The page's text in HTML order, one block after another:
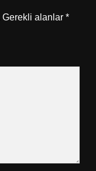
Gerekli alanlar *